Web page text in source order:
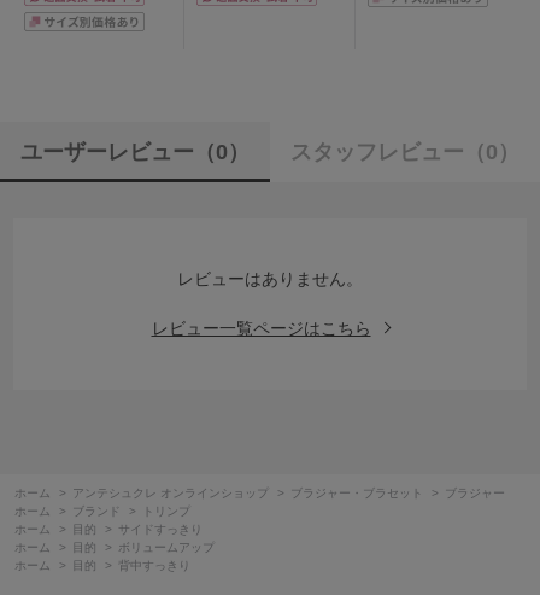
m
ユーザーレビュー （0） スタッフレビュー （0）
レビューはありません。
レビュー一覧ページはこちら
ホーム > アンテシュクレ オンラインショップ > ブラジャー・ブラセット >
ブラジャー
ホーム
> ブランド >
トリンプ
ホーム
> 目的 >
サイドすっきり
ホーム
> 目的 >
ボリュームアップ
ホーム
> 目的 > 背中すっきり